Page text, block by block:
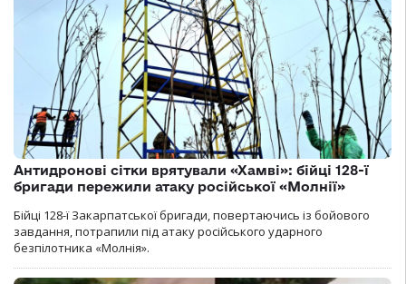
Антидронові сітки врятували «Хамві»: бійці 128-ї
бригади пережили атаку російської «Молнії»
Бійці 128-ї Закарпатської бригади, повертаючись із бойового
завдання, потрапили під атаку російського ударного
безпілотника «Молнія».